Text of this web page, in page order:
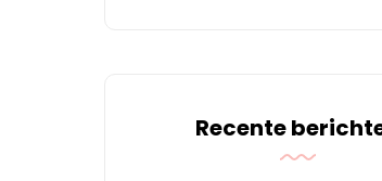
Recente